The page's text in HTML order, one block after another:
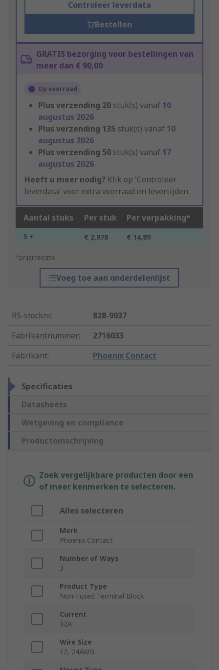
Controleer leverdata
Bestellen
GRATIS bezorging voor bestellingen van
meer dan € 90,00
Op voorraad
Plus verzending 20 stuk(s) vanaf 10
augustus 2026
Plus verzending 135 stuk(s) vanaf 10
augustus 2026
Plus verzending 50 stuk(s) vanaf 17
augustus 2026
Heeft u meer nodig? Klik op 'Controleer
leverdata' voor extra voorraad en levertijden.
Aantal stuks Per stuk Per verpakking*
5 + € 2,978 € 14,89
*prijsindicatie
Voeg toe aan onderdelenlijst
RS-stocknr.:
828-9037
Fabrikantnummer:
2716033
Fabrikant: Phoenix Contact
Specificaties
Datasheets
Wetgeving en compliance
Productomschrijving
Zoek vergelijkbare producten door een
of meer kenmerken te selecteren.
Alles selecteren
Merk
Phoenix Contact
Number of Ways
3
Product Type
Non-Fused Terminal Block
Current
32A
Wire Size
12, 24AWG